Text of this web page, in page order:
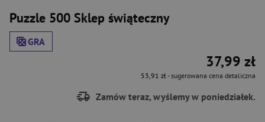
Puzzle 500 Sklep świąteczny
GRA
37,99 zł
53,91 zł- sugerowana cena detaliczna
Zamów teraz, wyślemy w poniedziałek.